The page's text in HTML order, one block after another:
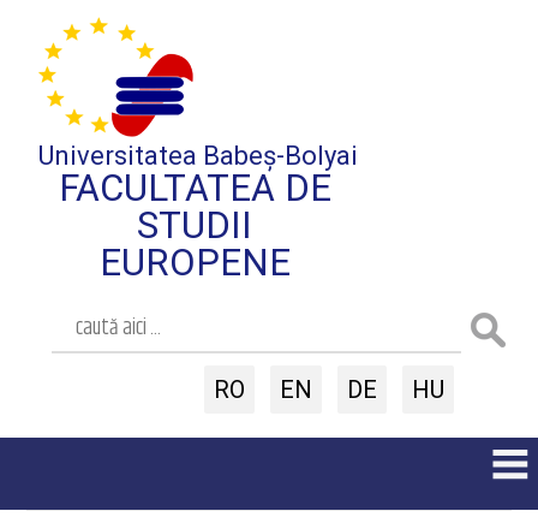
Universitatea Babeș-Bolyai
FACULTATEA DE
STUDII
EUROPENE
RO EN DE HU